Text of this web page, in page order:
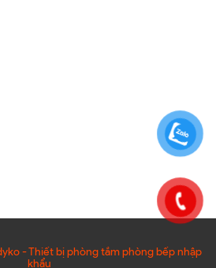
- Thiết bị phòng tắm phòng bếp nhập
khẩu